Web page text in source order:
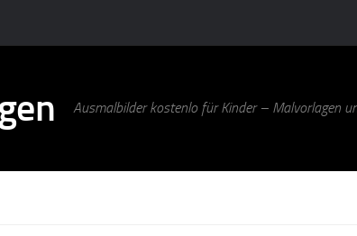
Ausmalbilder kostenlo für Kinder – Malvorlagen